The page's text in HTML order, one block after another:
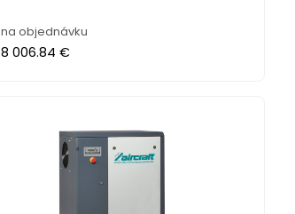
na objednávku
8 006.84 €